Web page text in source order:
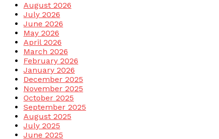
August 2026
July 2026
June 2026
May 2026
April 2026
March 2026
February 2026
January 2026
December 2025
November 2025
October 2025
September 2025
August 2025
July 2025
June 2025